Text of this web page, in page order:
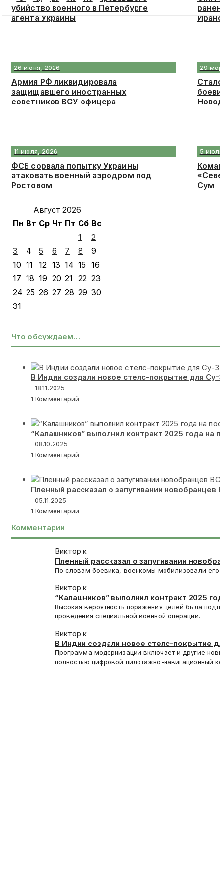
убийство военного в Петербурге
агента Украины
26 июня, 2026
Армия РФ ликвидировала
защищавшего иностранных
советников ВСУ офицера
29
11 июля, 2026
ФСБ сорвала попытку Украины
атаковать военный аэродром под
Ростовом
5
Сум
Август 2026
Пн Вт Ср Чт Пт Сб Вс
1
2
3
4 5 6 7 8
9
10 11 12 13 14 15 16
17 18 19 20 21 22 23
24 25 26 27 28 29 30
31
Что обсуждаем…
В Индии создали новое стелс-покрытие для
18.11.2025
1 Комментарий
“Калашников” выполнил контракт 2025 года на
08.10.2025
1 Комментарий
Пленный рассказал о запугивании
05.11.2025
1 Комментарий
Комментарии
Виктор к
Пленный рассказал о запугивании
Красноармейск
По словам боевика, военкомы мобилизовали
Виктор к
“Калашников” выполнил контракт 2025
Высокая вероятность поражения целей была
проведения специальной военной операции.
Виктор к
В Индии создали новое стелс-покрытие
Программа модернизации включает и другие
полностью цифровой пилотажно-навигационный